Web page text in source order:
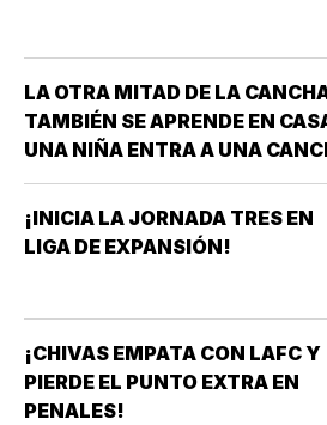
LA OTRA MITAD DE LA
TAMBIÉN SE APRENDE EN
UNA NIÑA ENTRA A UNA
BAJO EL BRAZO, NO LLEGA
ELLA SIEMPRE HAY ALGUIEN
ENTRENAMIENTO, QUE HIZO
¡INICIA LA JORNADA TRES EN
LIGA DE EXPANSIÓN!
¡CHIVAS EMPATA CON LAFC Y
PIERDE EL PUNTO EXTRA EN
PENALES!